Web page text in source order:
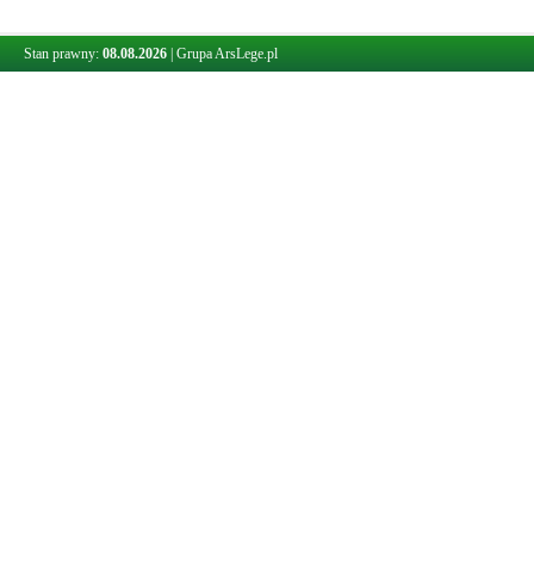
Stan prawny: 08.08.2026 Grupa ArsLege.pl